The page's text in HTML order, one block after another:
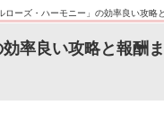
ローズ・ハーモニー」の効率良い攻略
率良い攻略と報酬